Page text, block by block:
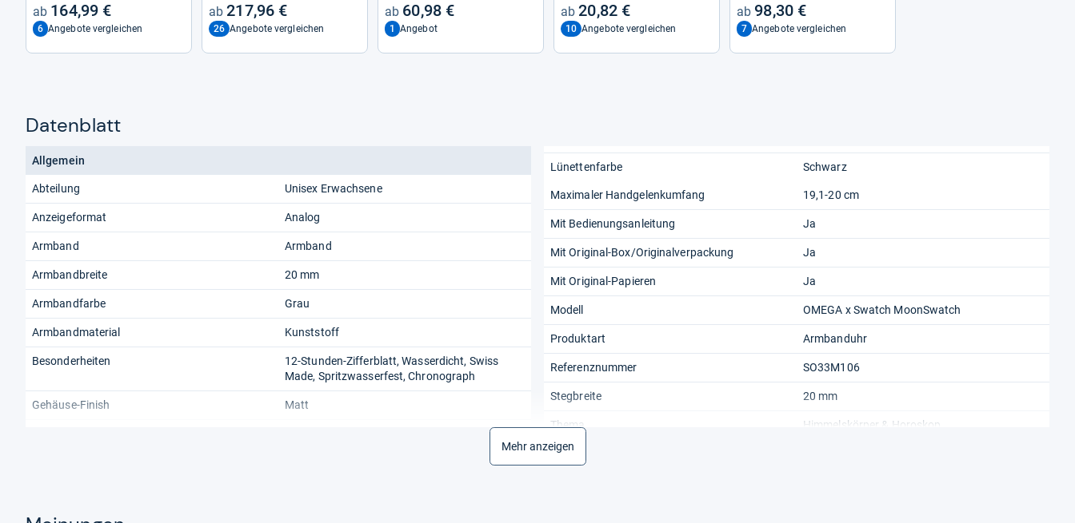
164,99 €
6 Angebote vergleichen
217,96 €
26 Angebote vergleichen
60,98 €
1 Angebot
20,82 €
10 Angebote vergleichen
98,30 €
7 Angebote vergleichen
Datenblatt
Allgemein
Abteilung Unisex Erwachsene
Anzeigeformat Analog
Armband Armband
Armbandbreite 20 mm
Armbandfarbe Grau
Armbandmaterial Kunststoff
Besonderheiten
12-Stunden-Zifferblatt, Wasserdicht, Swiss
Made, Spritzwasserfest, Chronograph
Gehäuse-Finish Matt
Gehäusematerial
Lünettenfarbe Schwarz
Maximaler Handgelenkumfang 19,1-20 cm
Mit Bedienungsanleitung Ja
Mit Original-Box/Originalverpackung Ja
Mit Original-Papieren Ja
Modell OMEGA x Swatch MoonSwatch
Produktart Armbanduhr
Referenznummer SO33M106
Stegbreite 20 mm
Thema Himmelskörper & Horoskop
Uhrenform
Mehr anzeigen